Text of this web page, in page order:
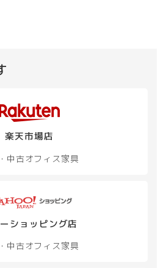
楽天市場店
中古オフィス家具
ショッピング店
中古オフィス家具